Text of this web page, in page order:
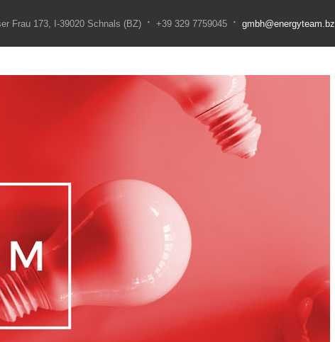
Frau 173, I-39020 Schnals (BZ) · +39 329 7759045 · gmbh@energyteam.bz